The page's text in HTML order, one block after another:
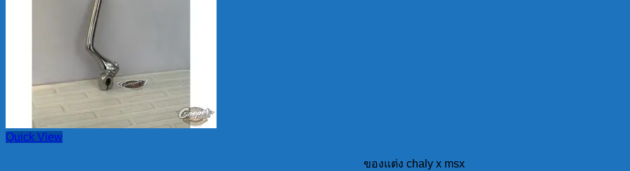
Quick View
ของแต่ง chaly x msx